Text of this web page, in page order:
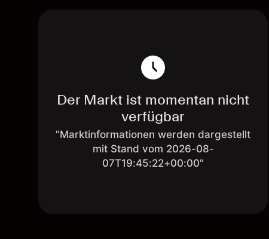
Der Markt ist momentan nicht
verfügbar
"Marktinformationen werden dargestellt
mit Stand vom 2026-08-
07T19:45:22+00:00"